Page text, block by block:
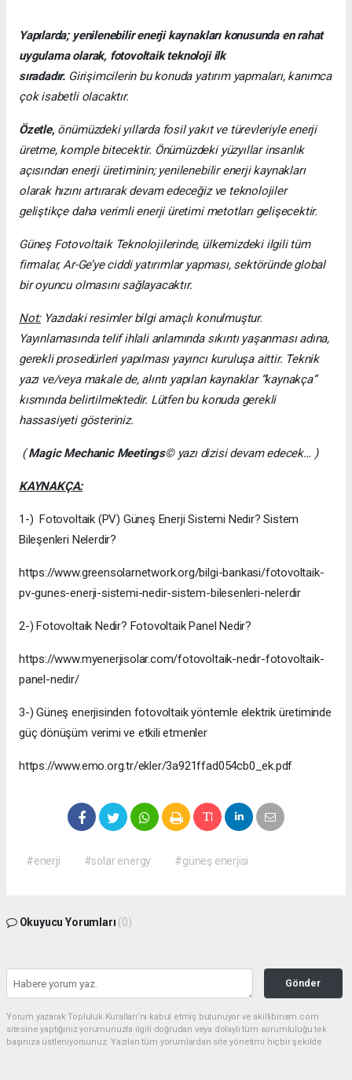
Yapılarda; yenilenebilir enerji kaynakları konusunda en rahat
uygulama olarak, fotovoltaik teknoloji ilk
sıradadır. Girişimcilerin bu konuda yatırım yapmaları, kanımca
çok isabetli olacaktır.
Özetle,önümüzdeki yıllarda fosil yakıt ve türevleriyle enerji
üretme, komple bitecektir. Önümüzdeki yüzyıllar insanlık
açısından enerji üretiminin; yenilenebilir enerji kaynakları
olarak hızını artırarak devam edeceğiz ve teknolojiler
geliştikçe daha verimli enerji üretimi metotları gelişecektir.
Güneş Fotovoltaik Teknolojilerinde, ülkemizdeki ilgili tüm
firmalar, Ar-Ge’ye ciddi yatırımlar yapması, sektöründe global
bir oyuncu olmasını sağlayacaktır.
Not:Yazıdaki resimler bilgi amaçlı konulmuştur.
Yayınlamasında telif ihlali anlamında sıkıntı yaşanması adına,
gerekli prosedürleri yapılması yayıncı kuruluşa aittir. Teknik
yazı ve/veya makale de, alıntı yapılan kaynaklar “kaynakça”
kısmında belirtilmektedir. Lütfen bu konuda gerekli
hassasiyeti gösteriniz.
(Magic Mechanic Meetings© yazı dizisi devam edecek… )
KAYNAKÇA:
1-) Fotovoltaik (PV) Güneş Enerji Sistemi Nedir? Sistem
Bileşenleri Nelerdir?
https://www.greensolarnetwork.org/bilgi-bankasi/fotovoltaik-
pv-gunes-enerji-sistemi-nedir-sistem-bilesenleri-nelerdir
2-) Fotovoltaik Nedir? Fotovoltaik Panel Nedir?
https://www.myenerjisolar.com/fotovoltaik-nedir-fotovoltaik-
panel-nedir/
3-) Güneş enerjisinden fotovoltaik yöntemle elektrik üretiminde
güç dönüşüm verimi ve etkili etmenler
https://www.emo.org.tr/ekler/3a921ffad054cb0_ek.pdf
#enerji #solar energy #güneş enerjisi
Okuyucu Yorumları (0)
Gönder
Yorum yazarak Topluluk Kuralları’nı kabul etmiş bulunuyor ve akillibinam.com
sitesine yaptığınız yorumunuzla ilgili doğrudan veya dolaylı tüm sorumluluğu tek
başınıza üstleniyorsunuz. Yazılan tüm yorumlardan site yönetimi hiçbir şekilde